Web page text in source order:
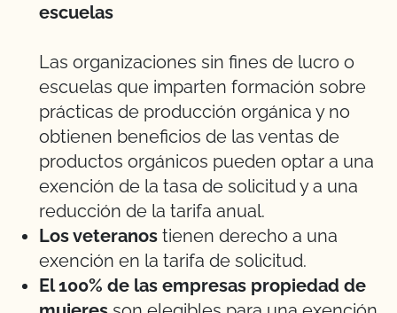
escuelas
Las organizaciones sin fines de lucro o
escuelas que imparten formación sobre
prácticas de producción orgánica y no
obtienen beneficios de las ventas de
productos orgánicos pueden optar a una
exención de la tasa de solicitud y a una
reducción de la tarifa anual.
Los veteranos tienen derecho a una
exención en la tarifa de solicitud.
El 100% de las empresas propiedad de